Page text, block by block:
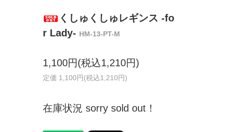
くしゅくしゅレギンス -fo
r Lady- HM-13-PT-M
1,100円(税込1,210円)
定価 1,100円(税込1,210円)
在庫状況 sorry sold out！